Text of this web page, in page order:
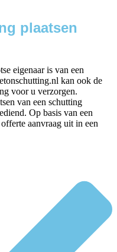
plaatsen
eigenaar is van een
kan ook de
voor u verzorgen.
van een schutting
Op basis van een
aanvraag uit in een